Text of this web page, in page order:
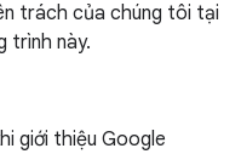
trách của chúng tôi tại
trình này.
giới thiệu Google